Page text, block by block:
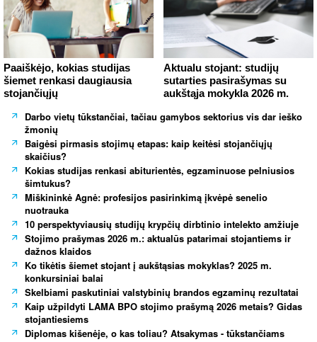
Paaiškėjo, kokias studijas
šiemet renkasi daugiausia
stojančiųjų
Aktualu stojant: studijų
sutarties pasirašymas su
aukštąja mokykla 2026 m.
Darbo vietų tūkstančiai, tačiau gamybos sektorius vis dar ieško
žmonių
Baigėsi pirmasis stojimų etapas: kaip keitėsi stojančiųjų
skaičius?
Kokias studijas renkasi abiturientės, egzaminuose pelniusios
šimtukus?
Miškininkė Agnė: profesijos pasirinkimą įkvėpė senelio
nuotrauka
10 perspektyviausių studijų krypčių dirbtinio intelekto amžiuje
Stojimo prašymas 2026 m.: aktualūs patarimai stojantiems ir
dažnos klaidos
Ko tikėtis šiemet stojant į aukštąsias mokyklas? 2025 m.
konkursiniai balai
Skelbiami paskutiniai valstybinių brandos egzaminų rezultatai
Kaip užpildyti LAMA BPO stojimo prašymą 2026 metais? Gidas
stojantiesiems
Diplomas kišenėje, o kas toliau? Atsakymas - tūkstančiams